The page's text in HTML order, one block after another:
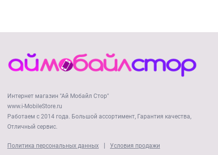
Интернет магазин "Ай Мобайл Стор"
www.i-MobileStore.ru
Работаем с 2014 года. Большой ассортимент, Гарантия качества,
Отличный сервис.
Политика персональных данных | Условия продажи